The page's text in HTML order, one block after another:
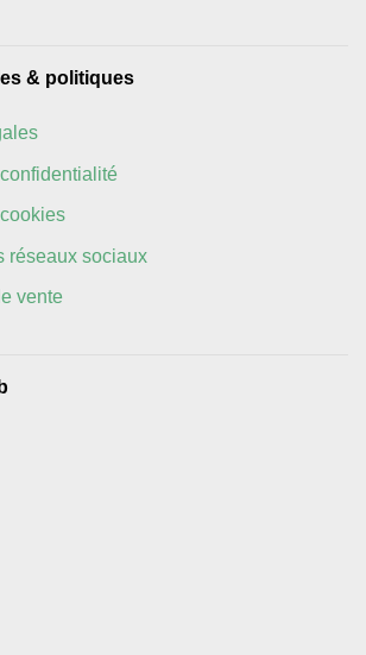
& politiques
réseaux sociaux
vente